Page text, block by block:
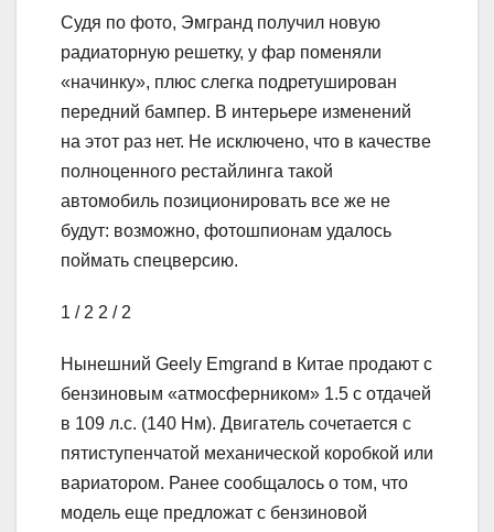
Судя по фото, Эмгранд получил новую
радиаторную решетку, у фар поменяли
«начинку», плюс слегка подретуширован
передний бампер. В интерьере изменений
на этот раз нет. Не исключено, что в качестве
полноценного рестайлинга такой
автомобиль позиционировать все же не
будут: возможно, фотошпионам удалось
поймать спецверсию.
1 / 2 2 / 2
Нынешний Geely Emgrand в Китае продают с
бензиновым «атмосферником» 1.5 с отдачей
в 109 л.с. (140 Нм). Двигатель сочетается с
пятиступенчатой механической коробкой или
вариатором. Ранее сообщалось о том, что
модель еще предложат с бензиновой